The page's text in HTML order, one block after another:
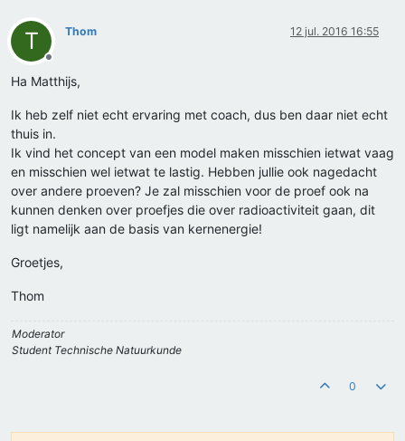
T
Offline
Thom 12 jul. 2016 16:55
Ha Matthijs,
Ik heb zelf niet echt ervaring met coach, dus ben daar niet echt
thuis in.
Ik vind het concept van een model maken misschien ietwat vaag
en misschien wel ietwat te lastig. Hebben jullie ook nagedacht
over andere proeven? Je zal misschien voor de proef ook na
kunnen denken over proefjes die over radioactiviteit gaan, dit
ligt namelijk aan de basis van kernenergie!
Groetjes,
Thom
Moderator
Student Technische Natuurkunde
0